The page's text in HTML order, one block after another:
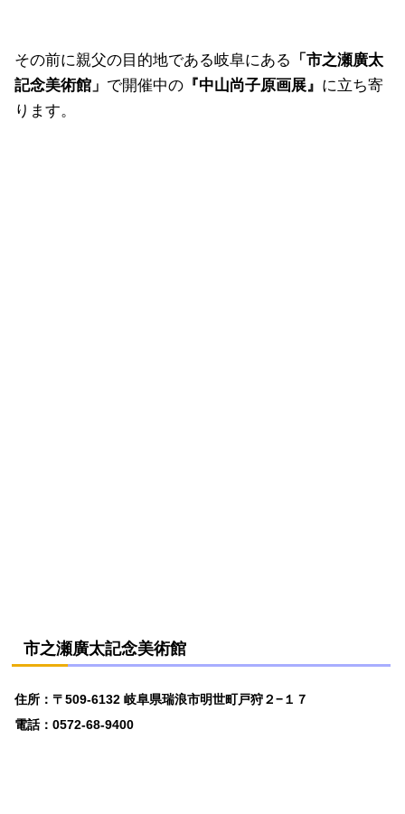
その前に親父の目的地である岐阜にある
「市之瀬廣太
記念美術館」 で開催中の 『中山尚子原画展』 に立ち寄
ります。
市之瀬廣太記念美術館
住所：〒509-6132 岐阜県瑞浪市明世町戸狩２−１７
電話：0572-68-9400